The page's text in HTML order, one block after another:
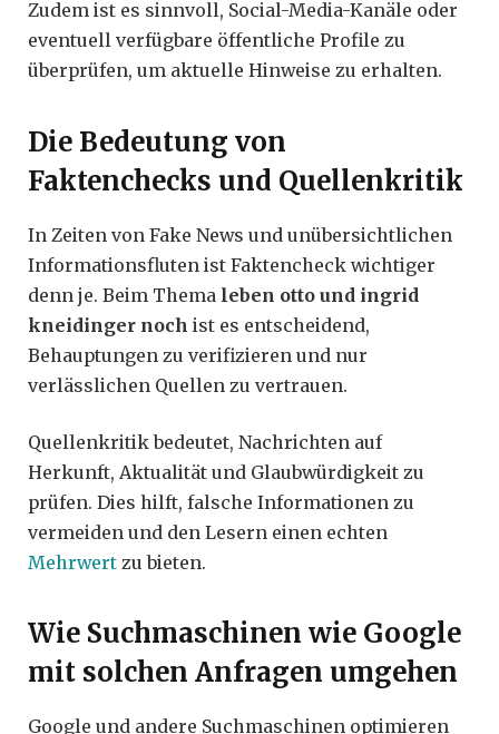
Zudem ist es sinnvoll, Social-Media-Kanäle oder
eventuell verfügbare öffentliche Profile zu
überprüfen, um aktuelle Hinweise zu erhalten.
Die Bedeutung von
Faktenchecks und Quellenkritik
In Zeiten von Fake News und unübersichtlichen
Informationsfluten ist Faktencheck wichtiger
denn je. Beim Thema leben otto und ingrid
kneidinger noch ist es entscheidend,
Behauptungen zu verifizieren und nur
verlässlichen Quellen zu vertrauen.
Quellenkritik bedeutet, Nachrichten auf
Herkunft, Aktualität und Glaubwürdigkeit zu
prüfen. Dies hilft, falsche Informationen zu
vermeiden und den Lesern einen echten
Mehrwert zu bieten.
Wie Suchmaschinen wie Google
mit solchen Anfragen umgehen
Google und andere Suchmaschinen optimieren